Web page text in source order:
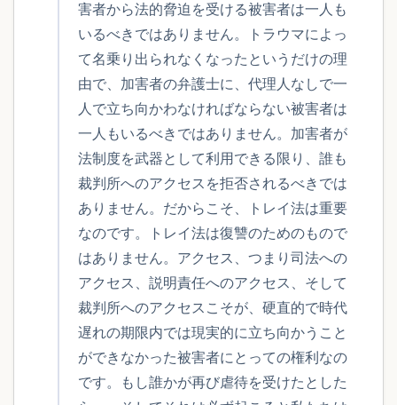
害者から法的脅迫を受ける被害者は一人も
いるべきではありません。トラウマによっ
て名乗り出られなくなったというだけの理
由で、加害者の弁護士に、代理人なしで一
人で立ち向かわなければならない被害者は
一人もいるべきではありません。加害者が
法制度を武器として利用できる限り、誰も
裁判所へのアクセスを拒否されるべきでは
ありません。だからこそ、トレイ法は重要
なのです。トレイ法は復讐のためのもので
はありません。アクセス、つまり司法への
アクセス、説明責任へのアクセス、そして
裁判所へのアクセスこそが、硬直的で時代
遅れの期限内では現実的に立ち向かうこと
ができなかった被害者にとっての権利なの
です。もし誰かが再び虐待を受けたとした